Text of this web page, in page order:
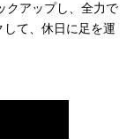
クアップし、全力で
て、休日に足を運